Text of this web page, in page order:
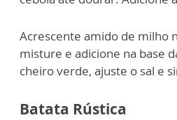
Acrescente amido de milho
misture e adicione na base
cheiro verde, ajuste o sal e
Batata Rústica